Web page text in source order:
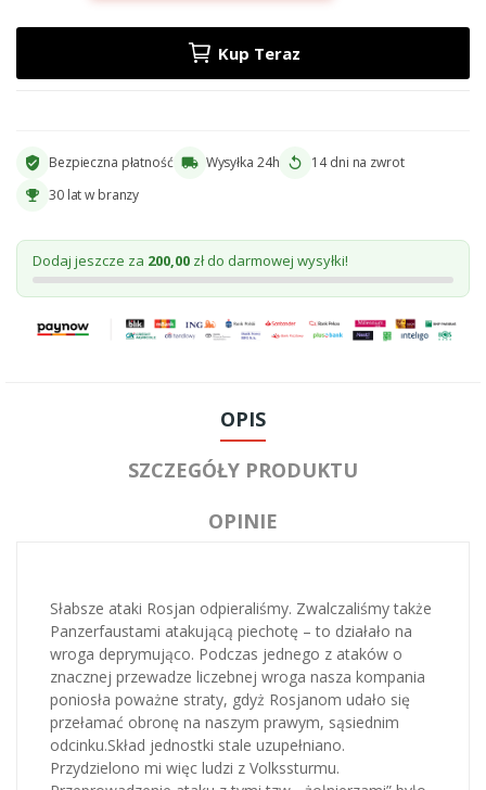
Kup Teraz
verified_user Bezpieczna płatność local_shipping Wysyłka 24h replay 14 dni na zwrot
emoji_events 30 lat w branzy
Dodaj jeszcze za 200,00 zł do darmowej wysyłki!
OPIS
SZCZEGÓŁY PRODUKTU
OPINIE
Słabsze ataki Rosjan odpieraliśmy. Zwalczaliśmy także
Panzerfaustami atakującą piechotę – to działało na
wroga deprymująco. Podczas jednego z ataków o
znacznej przewadze liczebnej wroga nasza kompania
poniosła poważne straty, gdyż Rosjanom udało się
przełamać obronę na naszym prawym, sąsiednim
odcinku.Skład jednostki stale uzupełniano.
Przydzielono mi więc ludzi z Volkssturmu.